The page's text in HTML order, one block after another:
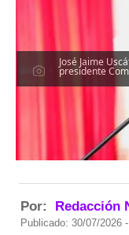
José Jaime
presidente
Por: Redacción
Publicado: 30/07/2026